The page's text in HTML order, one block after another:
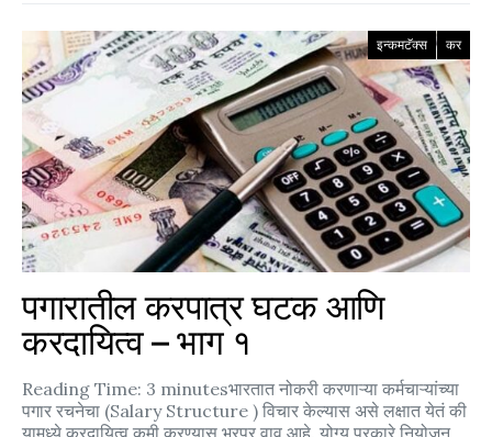
इन्कमटॅक्स कर
पगारातील करपात्र घटक आणि
करदायित्व – भाग १
Reading Time: 3 minutesभारतात नोकरी करणाऱ्या कर्मचाऱ्यांच्या
पगार रचनेचा (Salary Structure ) विचार केल्यास असे लक्षात येतं की
यामध्ये करदायित्व कमी करण्यास भरपूर वाव आहे. योग्य प्रकारे नियोजन